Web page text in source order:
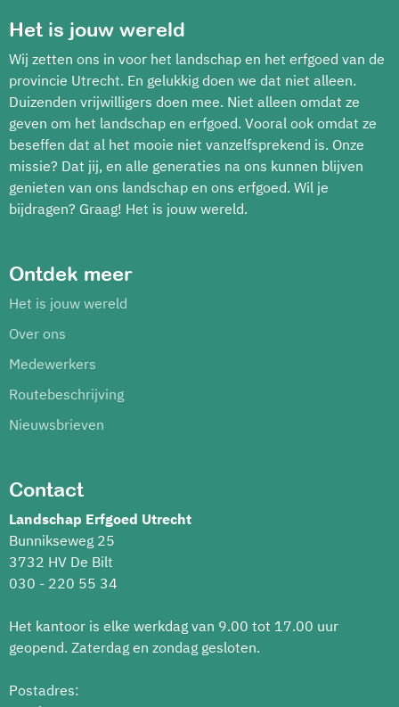
Het is jouw wereld
Wij zetten ons in voor het landschap en het erfgoed van de
provincie Utrecht. En gelukkig doen we dat niet alleen.
Duizenden vrijwilligers doen mee. Niet alleen omdat ze
geven om het landschap en erfgoed. Vooral ook omdat ze
beseffen dat al het mooie niet vanzelfsprekend is. Onze
missie? Dat jij, en alle generaties na ons kunnen blijven
genieten van ons landschap en ons erfgoed. Wil je
bijdragen? Graag! Het is jouw wereld.
Ontdek meer
Het is jouw wereld
Over ons
Medewerkers
Routebeschrijving
Nieuwsbrieven
Contact
Landschap Erfgoed Utrecht
Bunnikseweg 25
3732 HV De Bilt
030 - 220 55 34
Het kantoor is elke werkdag van 9.00 tot 17.00 uur
geopend. Zaterdag en zondag gesloten.
Postadres: